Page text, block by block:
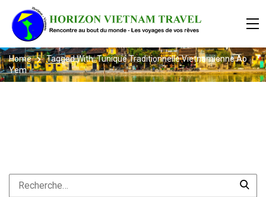
Home
Tagged With: Tunique Traditionnelle Vietnamienne Ao
Yem